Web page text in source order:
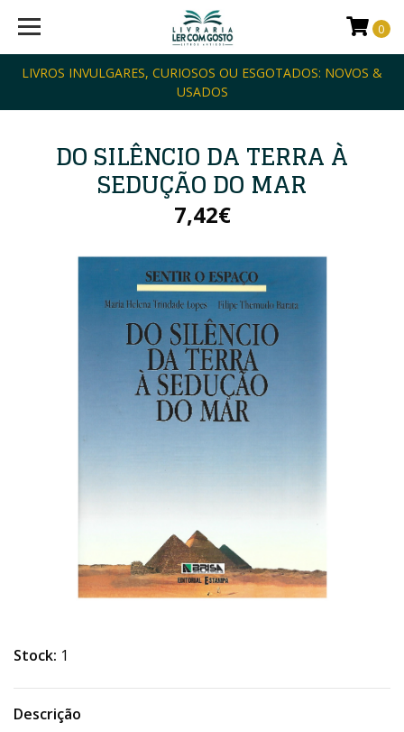
LIVROS INVULGARES, CURIOSOS OU ESGOTADOS: NOVOS &
USADOS
0
DO SILÊNCIO DA TERRA À
SEDUÇÃO DO MAR
7,42€
Stock: 1
Descrição